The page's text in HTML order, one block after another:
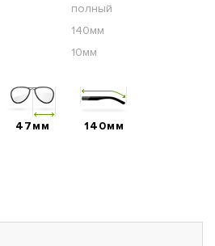
полный
140мм
10мм
47мм 140мм